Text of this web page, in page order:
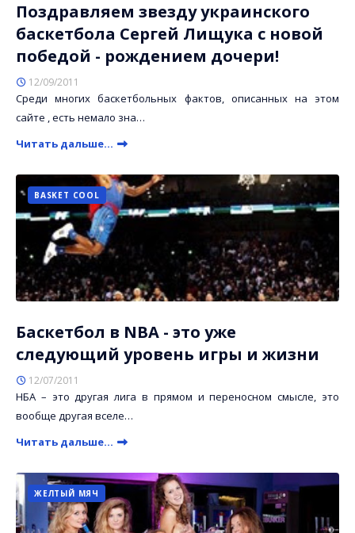
Поздравляем звезду украинского
баскетбола Сергей Лищука с новой
победой - рождением дочери!
12/09/2011
Среди многих баскетбольных фактов, описанных на этом
сайте , есть немало зна…
Читать дальше...
BASKET COOL
Баскетбол в NBA - это уже
следующий уровень игры и жизни
12/07/2011
НБА – это другая лига в прямом и переносном смысле, это
вообще другая вселе…
Читать дальше...
ЖЕЛТЫЙ МЯЧ